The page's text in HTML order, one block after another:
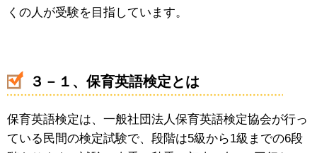
くの人が受験を目指しています。
３－１、保育英語検定とは
保育英語検定は、一般社団法人保育英語検定協会が行っ
ている民間の検定試験で、段階は5級から1級までの6段